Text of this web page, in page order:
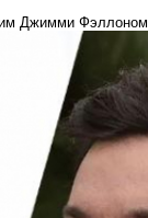
Джимми Фэллоном